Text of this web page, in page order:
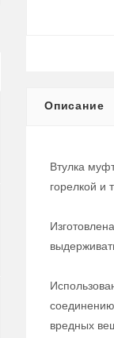
Описание
Втулка
горелкой и
вредных